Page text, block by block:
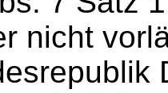
nicht